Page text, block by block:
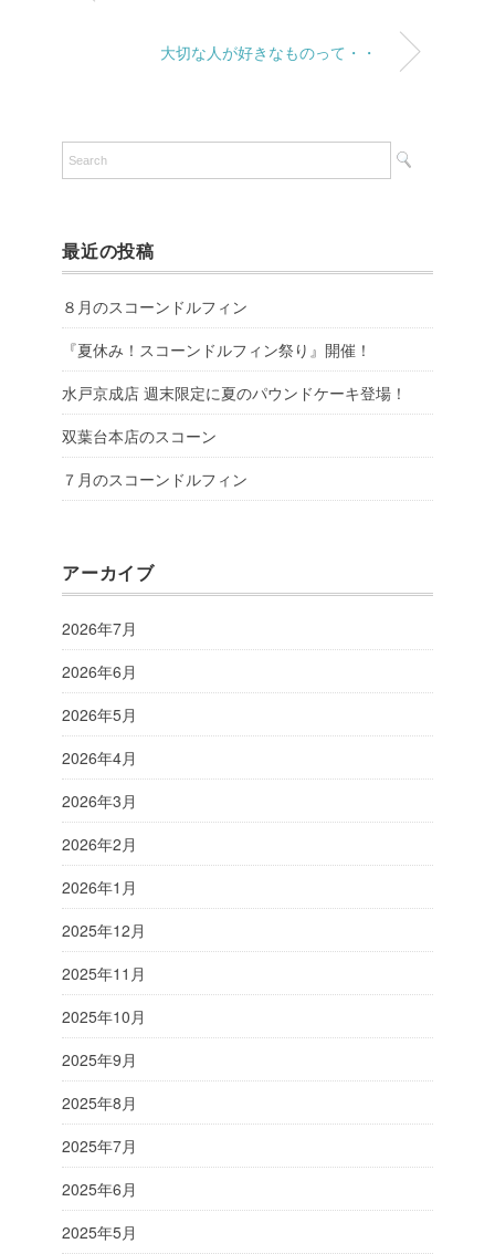
大切な人が好きなものって・・
最近の投稿
８月のスコーンドルフィン
『夏休み！スコーンドルフィン祭り』開催！
水戸京成店 週末限定に夏のパウンドケーキ登場！
双葉台本店のスコーン
７月のスコーンドルフィン
アーカイブ
2026年7月
2026年6月
2026年5月
2026年4月
2026年3月
2026年2月
2026年1月
2025年12月
2025年11月
2025年10月
2025年9月
2025年8月
2025年7月
2025年6月
2025年5月